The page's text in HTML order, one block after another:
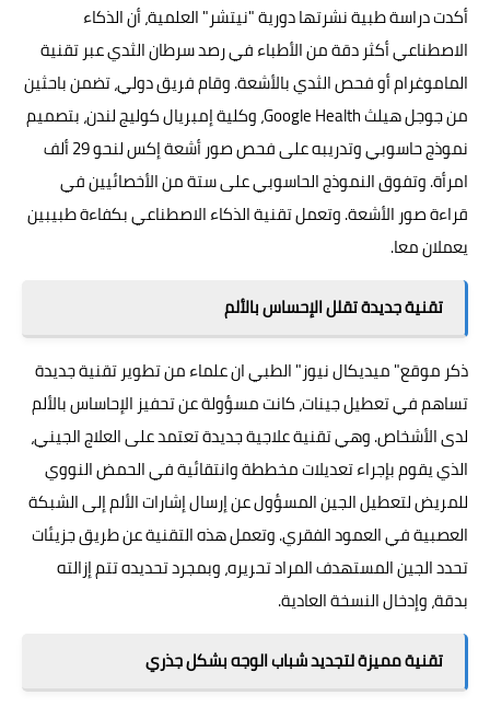
أكدت دراسة طبية نشرتها دورية "نيتشر" العلمية، أنالذكاء
الاصطناعيأكثر دقة من الأطباء في رصد سرطان الثدي عبر تقنية
الماموغرام أو فحص الثدي بالأشعة. وقام فريق دولي، تضمن باحثين
من جوجل هيلث Google Health، وكلية إمبريال كوليج لندن، بتصميم
نموذج حاسوبي وتدريبه على فحص صور أشعة إكس لنحو 29 ألف
امرأة. وتفوق النموذج الحاسوبي على ستة من الأخصائيين في
قراءة صور الأشعة. وتعمل تقنية الذكاء الاصطناعي بكفاءة طبيبين
يعملان معا.
تقنية جديدة تقلل الإحساس بالألم
ذكر موقع" ميديكال نيوز"الطبي ان علماء من تطوير تقنية جديدة
تساهم في تعطيل جينات، كانت مسؤولة عن تحفيز الإحاساس بالألم
لدى الأشخاص. وهي تقنية علاجية جديدة تعتمد على العلاج الجيني،
الذي يقوم بإجراء تعديلات مخططة وانتقائية في الحمض النووي
للمريض لتعطيل الجين المسؤول عن إرسال إشارات الألم إلى الشبكة
العصبية في العمود الفقري. وتعمل هذه التقنية عن طريق جزيئات
تحدد الجين المستهدف المراد تحريره، وبمجرد تحديده تتم إزالته
بدقة، وإدخال النسخة العادية.
تقنية مميزة لتجديد شباب الوجه بشكل جذري